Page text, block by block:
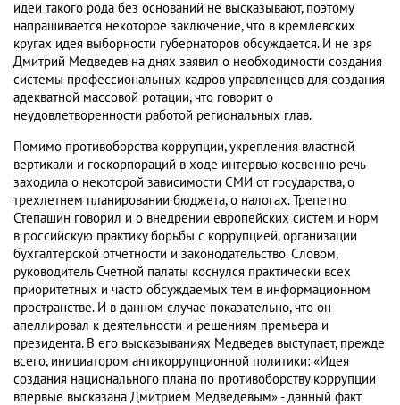
идеи такого рода без оснований не высказывают, поэтому
напрашивается некоторое заключение, что в кремлевских
кругах идея выборности губернаторов обсуждается. И не зря
Дмитрий Медведев на днях заявил о необходимости создания
системы профессиональных кадров управленцев для создания
адекватной массовой ротации, что говорит о
неудовлетворенности работой региональных глав.
Помимо противоборства коррупции, укрепления властной
вертикали и госкорпораций в ходе интервью косвенно речь
заходила о некоторой зависимости СМИ от государства, о
трехлетнем планировании бюджета, о налогах. Трепетно
Степашин говорил и о внедрении европейских систем и норм
в российскую практику борьбы с коррупцией, организации
бухгалтерской отчетности и законодательство. Словом,
руководитель Счетной палаты коснулся практически всех
приоритетных и часто обсуждаемых тем в информационном
пространстве. И в данном случае показательно, что он
апеллировал к деятельности и решениям премьера и
президента. В его высказываниях Медведев выступает, прежде
всего, инициатором антикоррупционной политики: «Идея
создания национального плана по противоборству коррупции
впервые высказана Дмитрием Медведевым» - данный факт